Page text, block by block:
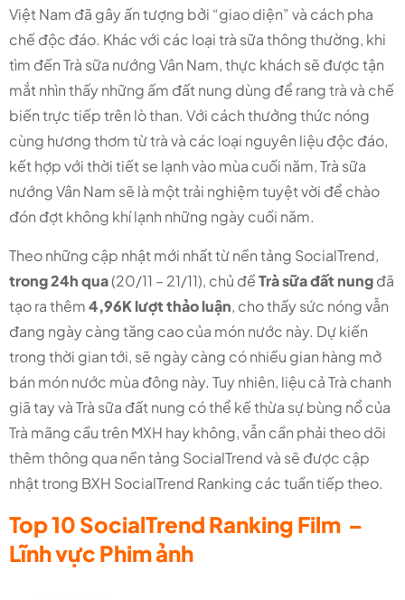
Việt Nam đã gây ấn tượng bởi “giao diện” và cách pha
chế độc đáo. Khác với các loại trà sữa thông thường, khi
tìm đến Trà sữa nướng Vân Nam, thực khách sẽ được tận
mắt nhìn thấy những ấm đất nung dùng để rang trà và chế
biến trực tiếp trên lò than. Với cách thưởng thức nóng
cùng hương thơm từ trà và các loại nguyên liệu độc đáo,
kết hợp với thời tiết se lạnh vào mùa cuối năm, Trà sữa
nướng Vân Nam sẽ là một trải nghiệm tuyệt vời để chào
đón đợt không khí lạnh những ngày cuối năm.
Theo những cập nhật mới nhất từ nền tảng SocialTrend,
trong 24h qua(20/11 – 21/11), chủ đềTrà sữa đất nungđã
tạo ra thêm4,96K lượt thảo luận, cho thấy sức nóng vẫn
đang ngày càng tăng cao của món nước này. Dự kiến
trong thời gian tới, sẽ ngày càng có nhiều gian hàng mở
bán món nước mùa đông này. Tuy nhiên, liệu cả Trà chanh
giã tay và Trà sữa đất nung có thể kế thừa sự bùng nổ của
Trà mãng cầu trên MXH hay không, vẫn cần phải theo dõi
thêm thông qua nền tảng SocialTrend và sẽ được cập
nhật trong BXH SocialTrend Ranking các tuần tiếp theo.
Top 10 SocialTrend Ranking Film –
Lĩnh vực Phim ảnh